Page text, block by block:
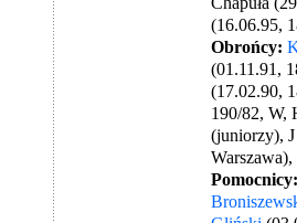
(16.06.95,
Obrońcy:
(01.11.91,
(17.02.90,
190/82, W,
(juniorzy),
Pomocnicy: